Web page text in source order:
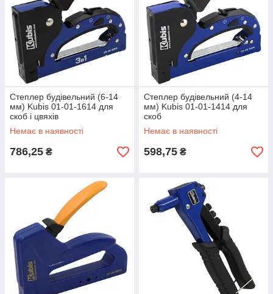
Степлер будівельний (6-14
мм) Kubis 01-01-1614 для
скоб і цвяхів
Немає в наявності
786,25 ₴
Степлер будівельний (4-14
мм) Kubis 01-01-1414 для
скоб
Немає в наявності
598,75 ₴